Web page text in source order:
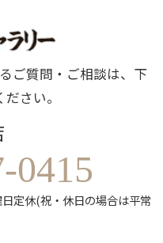
ご質問・ご相談は、下
さい。
0415
定休(祝・休日の場合は平常